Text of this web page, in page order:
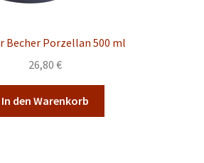
Becher Porzellan 500 ml
26,80 €
In den Warenkorb